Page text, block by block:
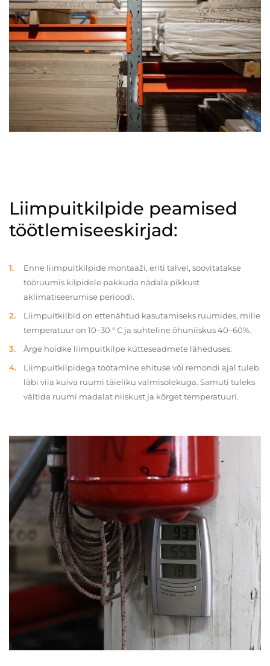
Liimpuitkilpide peamised
töötlemiseeskirjad:
Enne liimpuitkilpide montaaži, eriti talvel, soovitatakse
tööruumis kilpidele pakkuda nädala pikkust
aklimatiseerumise perioodi.
Liimpuitkilbid on ettenähtud kasutamiseks ruumides, mille
temperatuur on 10–30 ° C ja suhteline õhuniiskus 40–60%.
Ärge hoidke liimpuitkilpe kütteseadmete läheduses.
Liimpuitkilpidega töötamine ehituse või remondi ajal tuleb
läbi viia kuiva ruumi täieliku valmisolekuga. Samuti tuleks
vältida ruumi madalat niiskust ja kõrget temperatuuri.